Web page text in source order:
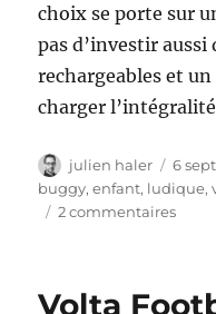
choix se porte sur
pas d’investir aussi
rechargeables et
charger
Auteur
julien haler
le
6
buggy,enfant, ludique,
2 commentairessur
tout
Volta